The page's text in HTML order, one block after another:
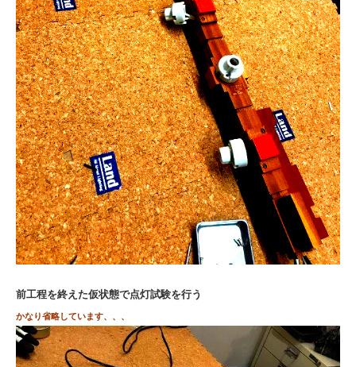
前工程を終えた仮状態で点灯試験を行う
かなり省略しています、、、